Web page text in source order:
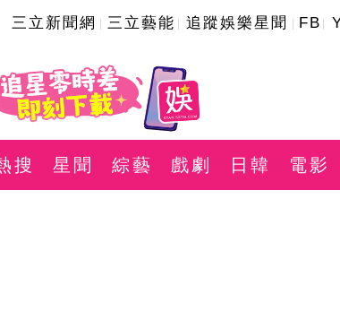
三立新聞網 三立藝能 追蹤娛樂星聞 FB
搜 星聞 綜藝 戲劇 日韓 電影